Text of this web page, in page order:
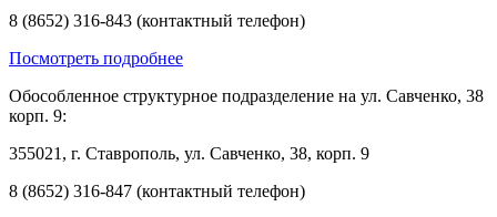
8 (8652) 316-843 (контактный телефон)
Посмотреть подробнее
Обособленное структурное подразделение на ул. Савченко, 38
корп. 9:
355021, г. Ставрополь, ул. Савченко, 38, корп. 9
8 (8652) 316-847 (контактный телефон)